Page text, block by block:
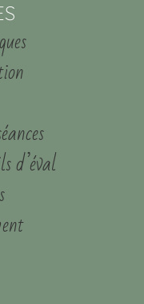
d’éval